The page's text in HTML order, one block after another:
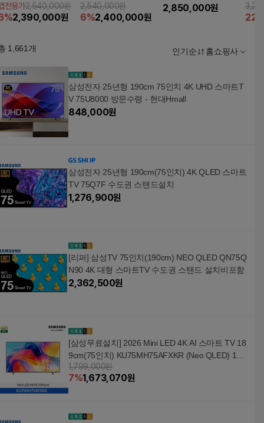
+삼성사
드바,쿠첸전자레인
전용가2,540,000원
%2,390,000원
2,540,000원
6%2,400,000원
2,850,000원
22
1,661 개 인기순 홈쇼핑사
삼성전자 25년형 190cm 75인치 4K UHD 스마트T
V 75U8000 방문수령 - 현대Hmall
848,000원
삼성전자 25년형 190cm(75인치) 4K QLED 스마트
TV 75Q7F 수도권 스탠드설치
1,276,900원
[리퍼] 삼성TV 75인치(190cm) NEO QLED QN75Q
N90 4K 대형 스마트TV 수도권 스탠드 설치비포함
2,362,500원
[삼성무료설치] 2026 Mini LED 4K AI 스마트 TV 18
9cm(75인치) KU75MH75AFXKR (Neo QLED) 1등
급 (스탠드형)
1,799,000원
7%1,673,070원